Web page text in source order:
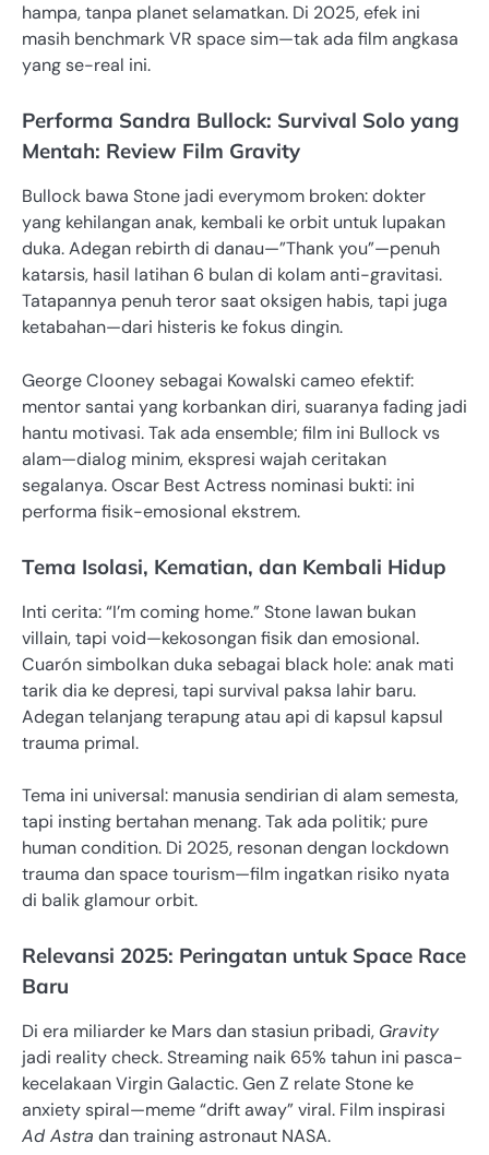
hampa, tanpa planet selamatkan. Di 2025, efek ini
masih benchmark VR space sim—tak ada film angkasa
yang se-real ini.
Performa Sandra Bullock: Survival Solo yang
Mentah: Review Film Gravity
Bullock bawa Stone jadi everymom broken: dokter
yang kehilangan anak, kembali ke orbit untuk lupakan
duka. Adegan rebirth di danau—”Thank you”—penuh
katarsis, hasil latihan 6 bulan di kolam anti-gravitasi.
Tatapannya penuh teror saat oksigen habis, tapi juga
ketabahan—dari histeris ke fokus dingin.
George Clooney sebagai Kowalski cameo efektif:
mentor santai yang korbankan diri, suaranya fading jadi
hantu motivasi. Tak ada ensemble; film ini Bullock vs
alam—dialog minim, ekspresi wajah ceritakan
segalanya. Oscar Best Actress nominasi bukti: ini
performa fisik-emosional ekstrem.
Tema Isolasi, Kematian, dan Kembali Hidup
Inti cerita: “I’m coming home.” Stone lawan bukan
villain, tapi void—kekosongan fisik dan emosional.
Cuarón simbolkan duka sebagai black hole: anak mati
tarik dia ke depresi, tapi survival paksa lahir baru.
Adegan telanjang terapung atau api di kapsul kapsul
trauma primal.
Tema ini universal: manusia sendirian di alam semesta,
tapi insting bertahan menang. Tak ada politik; pure
human condition. Di 2025, resonan dengan lockdown
trauma dan space tourism—film ingatkan risiko nyata
di balik glamour orbit.
Relevansi 2025: Peringatan untuk Space Race
Baru
Di era miliarder ke Mars dan stasiun pribadi, Gravity
jadi reality check. Streaming naik 65% tahun ini pasca-
kecelakaan Virgin Galactic. Gen Z relate Stone ke
anxiety spiral—meme “drift away” viral. Film inspirasi
Ad Astra dan training astronaut NASA.